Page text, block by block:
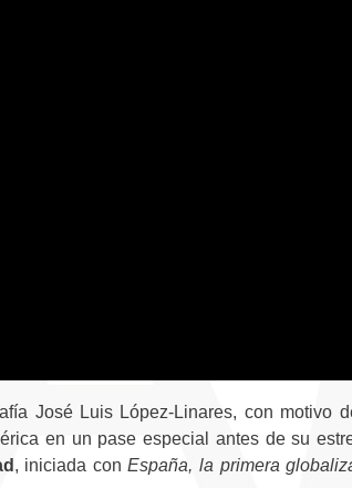
José Luis López-Linares, con motivo
en un pase especial antes de su
, iniciada conEspaña, la primera